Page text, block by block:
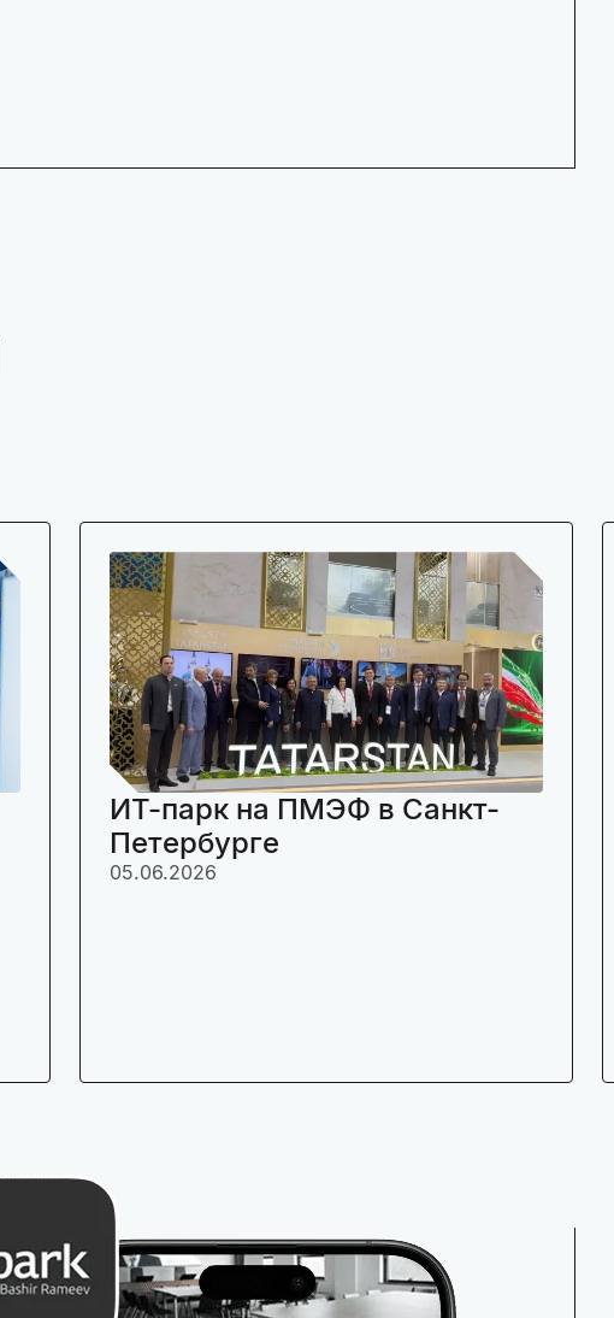
ИТ-парк на ПМЭФ в Санкт-
Петербурге
05.06.2026